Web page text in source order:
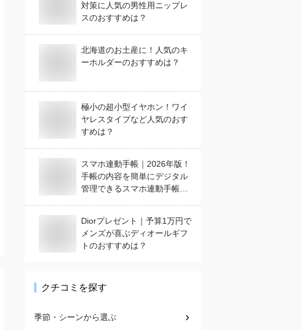
対策に人気の男性用ニップレ
スのおすすめは？
北海道のお土産に！人気のキ
ーホルダーのおすすめは？
極小の超小型イヤホン！ワイ
ヤレスタイプなど人気のおす
すめは？
スマホ連動手帳｜2026年版！
手帳の内容を簡単にデジタル
管理できるスマホ連動手帳や
Diorプレゼント｜予算1万円で
メンズが喜ぶディオールギフ
トのおすすめは？
クチコミを探す
季節・シーンから選ぶ